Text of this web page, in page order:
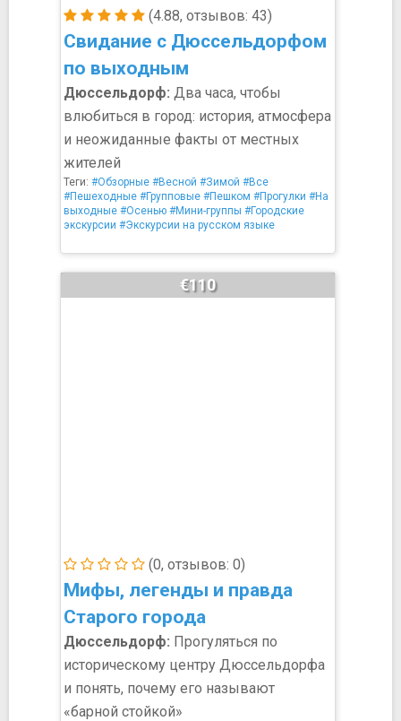
(4.88, отзывов: 43)
Свидание с Дюссельдорфом
по выходным
Дюссельдорф: Два часа, чтобы
влюбиться в город: история, атмосфера
и неожиданные факты от местных
жителей
Теги: #Обзорные #Весной #Зимой #Все
#Пешеходные #Групповые #Пешком #Прогулки #На
выходные #Осенью #Мини-группы #Городские
экскурсии #Экскурсии на русском языке
(0, отзывов: 0)
Мифы, легенды и правда
Старого города
€110
Дюссельдорф: Прогуляться по
историческому центру Дюссельдорфа
и понять, почему его называют
«барной стойкой»